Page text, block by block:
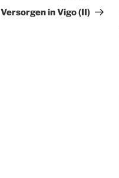
Beitrag
Versorgen in Vigo (II)